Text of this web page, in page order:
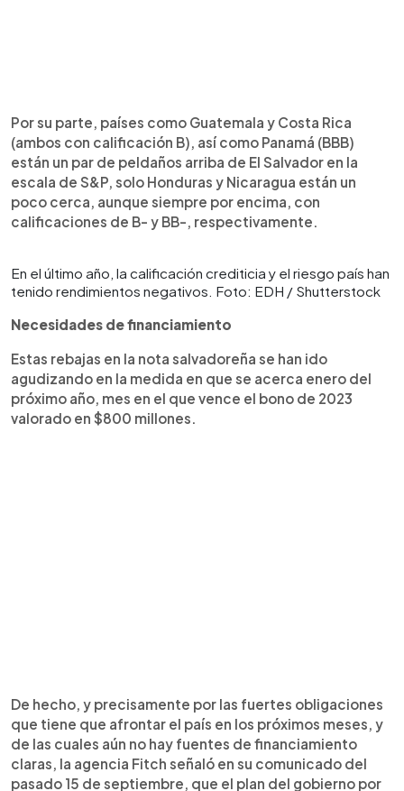
Por su parte, países como Guatemala y Costa Rica
(ambos con calificación B), así como Panamá (BBB)
están un par de peldaños arriba de El Salvador en la
escala de S&P, solo Honduras y Nicaragua están un
poco cerca, aunque siempre por encima, con
calificaciones de B- y BB-, respectivamente.
En el último año, la calificación crediticia y el riesgo país han
tenido rendimientos negativos. Foto: EDH / Shutterstock
Necesidades de financiamiento
Estas rebajas en la nota salvadoreña se han ido
agudizando en la medida en que se acerca enero del
próximo año, mes en el que vence el bono de 2023
valorado en $800 millones.
De hecho, y precisamente por las fuertes obligaciones
que tiene que afrontar el país en los próximos meses, y
de las cuales aún no hay fuentes de financiamiento
claras, la agencia Fitch señaló en su comunicado del
pasado 15 de septiembre, que el plan del gobierno por